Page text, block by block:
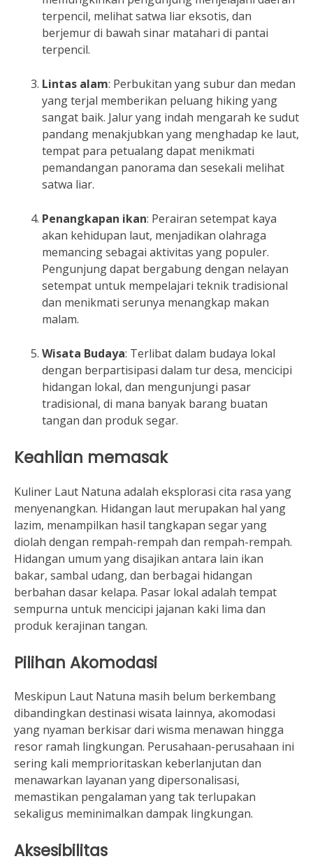
terpencil, melihat satwa liar eksotis, dan
berjemur di bawah sinar matahari di pantai
terpencil.
Lintas alam: Perbukitan yang subur dan medan
yang terjal memberikan peluang hiking yang
sangat baik. Jalur yang indah mengarah ke sudut
pandang menakjubkan yang menghadap ke laut,
tempat para petualang dapat menikmati
pemandangan panorama dan sesekali melihat
satwa liar.
Penangkapan ikan: Perairan setempat kaya
akan kehidupan laut, menjadikan olahraga
memancing sebagai aktivitas yang populer.
Pengunjung dapat bergabung dengan nelayan
setempat untuk mempelajari teknik tradisional
dan menikmati serunya menangkap makan
malam.
Wisata Budaya: Terlibat dalam budaya lokal
dengan berpartisipasi dalam tur desa, mencicipi
hidangan lokal, dan mengunjungi pasar
tradisional, di mana banyak barang buatan
tangan dan produk segar.
Keahlian memasak
Kuliner Laut Natuna adalah eksplorasi cita rasa yang
menyenangkan. Hidangan laut merupakan hal yang
lazim, menampilkan hasil tangkapan segar yang
diolah dengan rempah-rempah dan rempah-rempah.
Hidangan umum yang disajikan antara lain ikan
bakar, sambal udang, dan berbagai hidangan
berbahan dasar kelapa. Pasar lokal adalah tempat
sempurna untuk mencicipi jajanan kaki lima dan
produk kerajinan tangan.
Pilihan Akomodasi
Meskipun Laut Natuna masih belum berkembang
dibandingkan destinasi wisata lainnya, akomodasi
yang nyaman berkisar dari wisma menawan hingga
resor ramah lingkungan. Perusahaan-perusahaan ini
sering kali memprioritaskan keberlanjutan dan
menawarkan layanan yang dipersonalisasi,
memastikan pengalaman yang tak terlupakan
sekaligus meminimalkan dampak lingkungan.
Aksesibilitas